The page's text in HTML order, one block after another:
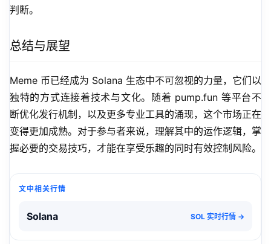
判断。
总结与展望
Meme 币已经成为 Solana 生态中不可忽视的力量，它们以
独特的方式连接着技术与文化。随着 pump.fun 等平台不
断优化发行机制，以及更多专业工具的涌现，这个市场正在
变得更加成熟。对于参与者来说，理解其中的运作逻辑，掌
握必要的交易技巧，才能在享受乐趣的同时有效控制风险。
文中相关行情
Solana SOL 实时行情 →